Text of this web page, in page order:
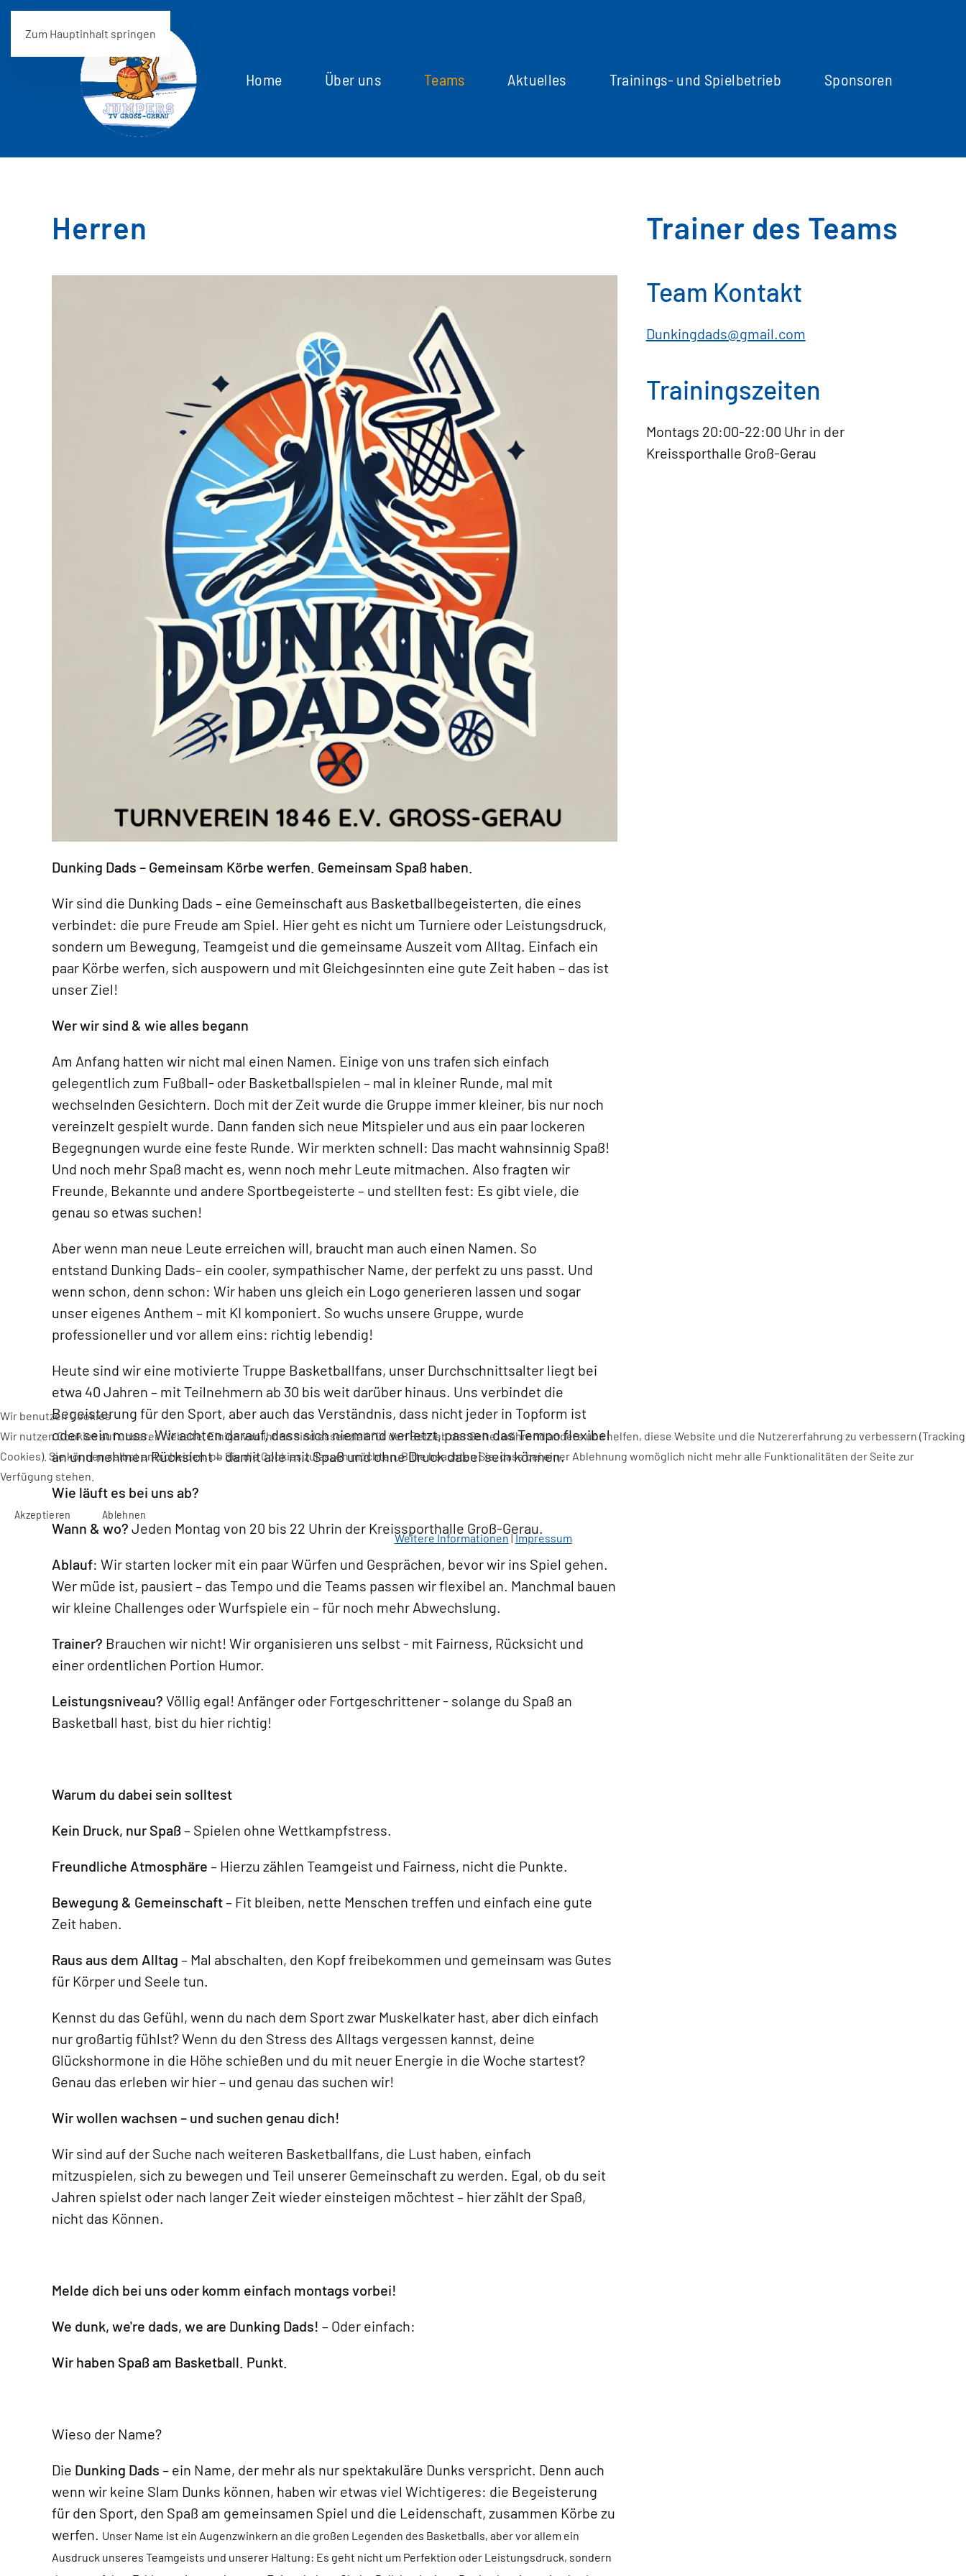
Zum Hauptinhalt springen
Home Über uns Teams Aktuelles Trainings- und Spielbetrieb Sponsoren
Herren
Dunking Dads – Gemeinsam Körbe werfen. Gemeinsam Spaß haben.
Wir sind die Dunking Dads – eine Gemeinschaft aus Basketballbegeisterten, die eines
verbindet: die pure Freude am Spiel. Hier geht es nicht um Turniere oder Leistungsdruck,
sondern um Bewegung, Teamgeist und die gemeinsame Auszeit vom Alltag. Einfach ein
paar Körbe werfen, sich auspowern und mit Gleichgesinnten eine gute Zeit haben – das ist
unser Ziel!
Wer wir sind & wie alles begann
Am Anfang hatten wir nicht mal einen Namen. Einige von uns trafen sich einfach
gelegentlich zum Fußball- oder Basketballspielen – mal in kleiner Runde, mal mit
wechselnden Gesichtern. Doch mit der Zeit wurde die Gruppe immer kleiner, bis nur noch
vereinzelt gespielt wurde. Dann fanden sich neue Mitspieler und aus ein paar lockeren
Begegnungen wurde eine feste Runde. Wir merkten schnell: Das macht wahnsinnig Spaß!
Und noch mehr Spaß macht es, wenn noch mehr Leute mitmachen. Also fragten wir
Freunde, Bekannte und andere Sportbegeisterte – und stellten fest: Es gibt viele, die
genau so etwas suchen!
Aber wenn man neue Leute erreichen will, braucht man auch einen Namen. So
entstand Dunking Dads– ein cooler, sympathischer Name, der perfekt zu uns passt. Und
wenn schon, denn schon: Wir haben uns gleich ein Logo generieren lassen und sogar
unser eigenes Anthem – mit KI komponiert. So wuchs unsere Gruppe, wurde
professioneller und vor allem eins: richtig lebendig!
Heute sind wir eine motivierte Truppe Basketballfans, unser Durchschnittsalter liegt bei
etwa 40 Jahren – mit Teilnehmern ab 30 bis weit darüber hinaus. Uns verbindet die
Begeisterung für den Sport, aber auch das Verständnis, dass nicht jeder in Topform ist
oder sein muss. Wir achten darauf, dass sich niemand verletzt, passen das Tempo flexibel
an und nehmen Rücksicht – damit alle mit Spaß und ohne Druck dabei sein können.
Wie läuft es bei uns ab?
Wann & wo? Jeden Montag von 20 bis 22 Uhrin der Kreissporthalle Groß-Gerau.
Ablauf: Wir starten locker mit ein paar Würfen und Gesprächen, bevor wir ins Spiel gehen.
Wer müde ist, pausiert – das Tempo und die Teams passen wir flexibel an. Manchmal bauen
wir kleine Challenges oder Wurfspiele ein – für noch mehr Abwechslung.
Trainer? Brauchen wir nicht! Wir organisieren uns selbst - mit Fairness, Rücksicht und
einer ordentlichen Portion Humor.
Leistungsniveau? Völlig egal! Anfänger oder Fortgeschrittener - solange du Spaß an
Basketball hast, bist du hier richtig!
Warum du dabei sein solltest
Kein Druck, nur Spaß– Spielen ohne Wettkampfstress.
Freundliche Atmosphäre – Hierzu zählen Teamgeist und Fairness, nicht die Punkte.
Bewegung & Gemeinschaft– Fit bleiben, nette Menschen treffen und einfach eine gute
Zeit haben.
Raus aus dem Alltag – Mal abschalten, den Kopf freibekommen und gemeinsam was Gutes
für Körper und Seele tun.
Kennst du das Gefühl, wenn du nach dem Sport zwar Muskelkater hast, aber dich einfach
nur großartig fühlst? Wenn du den Stress des Alltags vergessen kannst, deine
Glückshormone in die Höhe schießen und du mit neuer Energie in die Woche startest?
Genau das erleben wir hier – und genau das suchen wir!
Wir wollen wachsen – und suchen genau dich!
Wir sind auf der Suche nach weiteren Basketballfans, die Lust haben, einfach
mitzuspielen, sich zu bewegen und Teil unserer Gemeinschaft zu werden. Egal, ob du seit
Jahren spielst oder nach langer Zeit wieder einsteigen möchtest – hier zählt der Spaß,
nicht das Können.
Melde dich bei uns oder komm einfach montags vorbei!
We dunk, we're dads, we are Dunking Dads! – Oder einfach:
Wir haben Spaß am Basketball. Punkt.
Wieso der Name?
Die Dunking Dads – ein Name, der mehr als nur spektakuläre Dunks verspricht. Denn auch
wenn wir keine Slam Dunks können, haben wir etwas viel Wichtigeres: die Begeisterung
für den Sport, den Spaß am gemeinsamen Spiel und die Leidenschaft, zusammen Körbe zu
werfen. Unser Name ist ein Augenzwinkern an die großen Legenden des Basketballs, aber vor allem ein
Ausdruck unseres Teamgeists und unserer Haltung: Es geht nicht um Perfektion oder Leistungsdruck, sondern
Trainer des Teams
Team Kontakt
Dunkingdads@gmail.com
Trainingszeiten
Montags 20:00-22:00 Uhr in der
Kreissporthalle Groß-Gerau
Wir benutzen Cookies
Wir nutzen Cookies auf unserer Website. Einige von ihnen sind essenziell für den Betrieb der Seite, während andere uns helfen, diese Website und die Nutzererfahrung zu verbessern (Tracking
Cookies). Sie können selbst entscheiden, ob Sie die Cookies zulassen möchten. Bitte beachten Sie, dass bei einer Ablehnung womöglich nicht mehr alle Funktionalitäten der Seite zur
Verfügung stehen.
Akzeptieren
Ablehnen
Weitere Informationen|Impressum